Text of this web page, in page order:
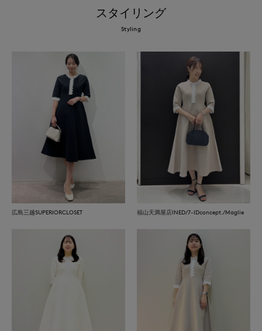
スタイリング
Styling
広島三越SUPERIORCLOSET 福山天満屋店INED/7-IDconcept./Maglie